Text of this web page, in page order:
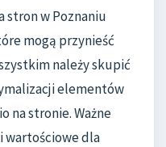
stron w Poznaniu
mogą przynieść
należy skupić
elementów
na stronie. Ważne
wartościowe dla